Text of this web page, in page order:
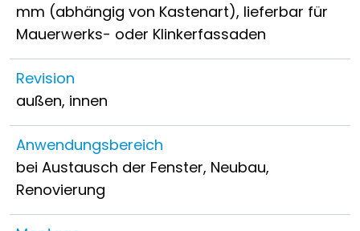
mm (abhängig von Kastenart), lieferbar für
Mauerwerks- oder Klinkerfassaden
Revision
außen, innen
Anwendungsbereich
bei Austausch der Fenster, Neubau,
Renovierung